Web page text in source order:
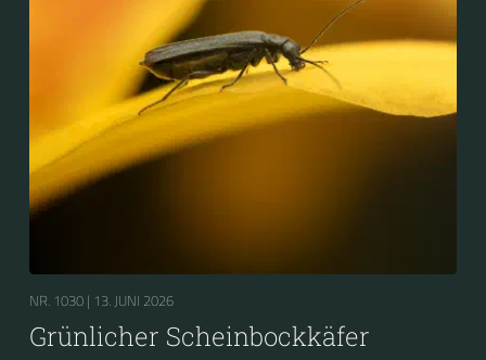
NR. 1030 | 13. JUNI 2026
Grünlicher Scheinbockkäfer